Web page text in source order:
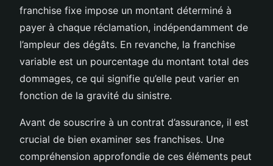
franchise fixe impose un montant déterminé à
payer à chaque réclamation, indépendamment de
l’ampleur des dégâts. En revanche, la franchise
variable est un pourcentage du montant total des
dommages, ce qui signifie qu’elle peut varier en
fonction de la gravité du sinistre.
Avant de souscrire à un contrat d’assurance, il est
crucial de bien examiner ses franchises. Une
compréhension approfondie de ces éléments peut